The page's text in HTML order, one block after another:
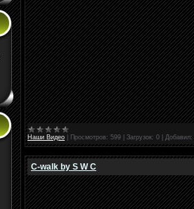
Наши Видео Просмотров: 599 Загрузок: 0 Добавил:
C-walk by S W C